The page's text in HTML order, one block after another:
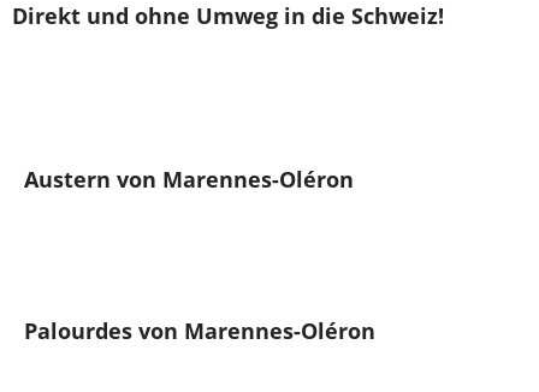
Direkt und ohne Umweg in die Schweiz!
Austern von Marennes-Oléron
Palourdes von Marennes-Oléron